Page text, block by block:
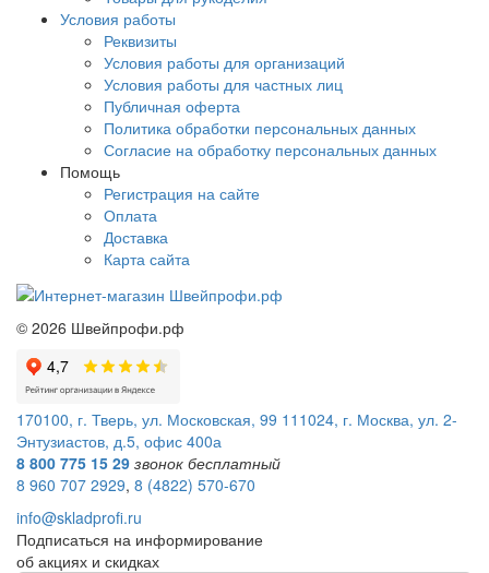
Условия работы
Реквизиты
Условия работы для организаций
Условия работы для частных лиц
Публичная оферта
Политика обработки персональных данных
Согласие на обработку персональных данных
Помощь
Регистрация на сайте
Оплата
Доставка
Карта сайта
© 2026 Швейпрофи.рф
170100, г. Тверь, ул. Московская, 99 111024, г. Москва, ул. 2-
Энтузиастов, д.5, офис 400а
8 800 775 15 29 звонок бесплатный
8 960 707 2929, 8 (4822) 570-670
info@skladprofi.ru
Подписаться на информирование
об акциях и скидках